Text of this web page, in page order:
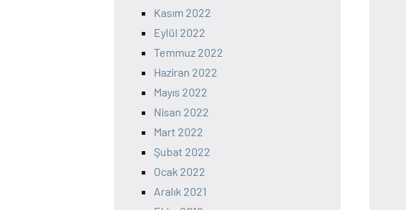
Kasım 2022
Eylül 2022
Temmuz 2022
Haziran 2022
Mayıs 2022
Nisan 2022
Mart 2022
Şubat 2022
Ocak 2022
Aralık 2021